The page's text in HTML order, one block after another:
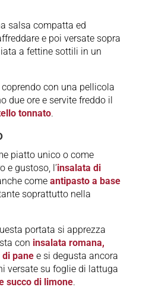
salsa compatta ed
e poi versate sopra
a fettine sottili in un
con una pellicola
due ore e servite freddo il
tonnato.
piatto unico o come
e gustoso, l’insalata di
come antipasto a base
soprattutto nella
portata si apprezza
con insalata romana,
panee si degusta ancora
versate su foglie di lattuga
succo di limone.